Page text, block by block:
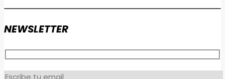
NEWSLETTER